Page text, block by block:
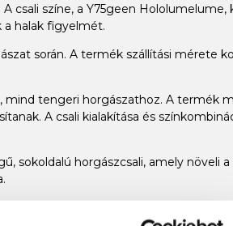
csali színe, a Y75geen Hololumelume,
halak figyelmét.
során. A termék szállítási mérete
mind tengeri horgászathoz. A termék
A csali kialakítása és
sokoldalú horgászcsali, amely növeli a